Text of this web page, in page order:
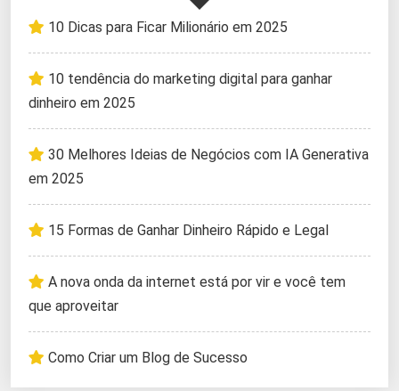
10 Dicas para Ficar Milionário em 2025
10 tendência do marketing digital para ganhar
dinheiro em 2025
30 Melhores Ideias de Negócios com IA Generativa
em 2025
15 Formas de Ganhar Dinheiro Rápido e Legal
A nova onda da internet está por vir e você tem
que aproveitar
Como Criar um Blog de Sucesso